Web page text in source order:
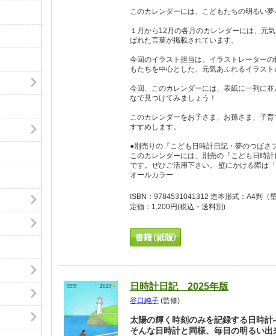
このカレンダーには、こどもたちの明るい
１月から12月の各月のカレンダーには、元
ばれた言葉が掲載されています。
今回のイラスト担当は、イラストレーター
もたちを中心とした、元気あふれるイラスト
今回、このカレンダーには、表紙に一列に
なで見つけてみましょう！
このカレンダーをお子さま、お孫さま、子
すすめします。
●別売りの『こども日時計日記・夢のつばさ
このカレンダーには、別売の『こども日時
です。ぜひご活用下さい。 壁にかける際は
オールカラー
ISBN：9784531041312 造本形式：A4判
定価：1,200円(税込・送料別)
日時計日記 2025年版
谷口純子 (監修)
太陽の輝く時刻のみを記録する日時
そんな日時計と同様、毎日の明るい